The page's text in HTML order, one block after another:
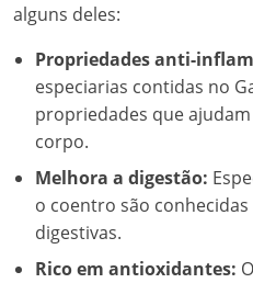
alguns deles:
Propriedades anti-
especiarias contidas no
propriedades que
corpo.
Melhora a digestão:
o coentro são
digestivas.
Rico em antioxidantes: